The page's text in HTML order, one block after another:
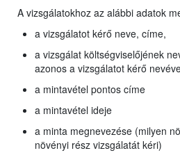
A vizsgálatokhoz az alábbi adatok
a vizsgálatot kérő neve, címe,
a vizsgálat költségviselőjének
azonos a vizsgálatot kérő
a mintavétel pontos címe
a mintavétel ideje
a minta megnevezése (milyen
növényi rész vizsgálatát kéri)